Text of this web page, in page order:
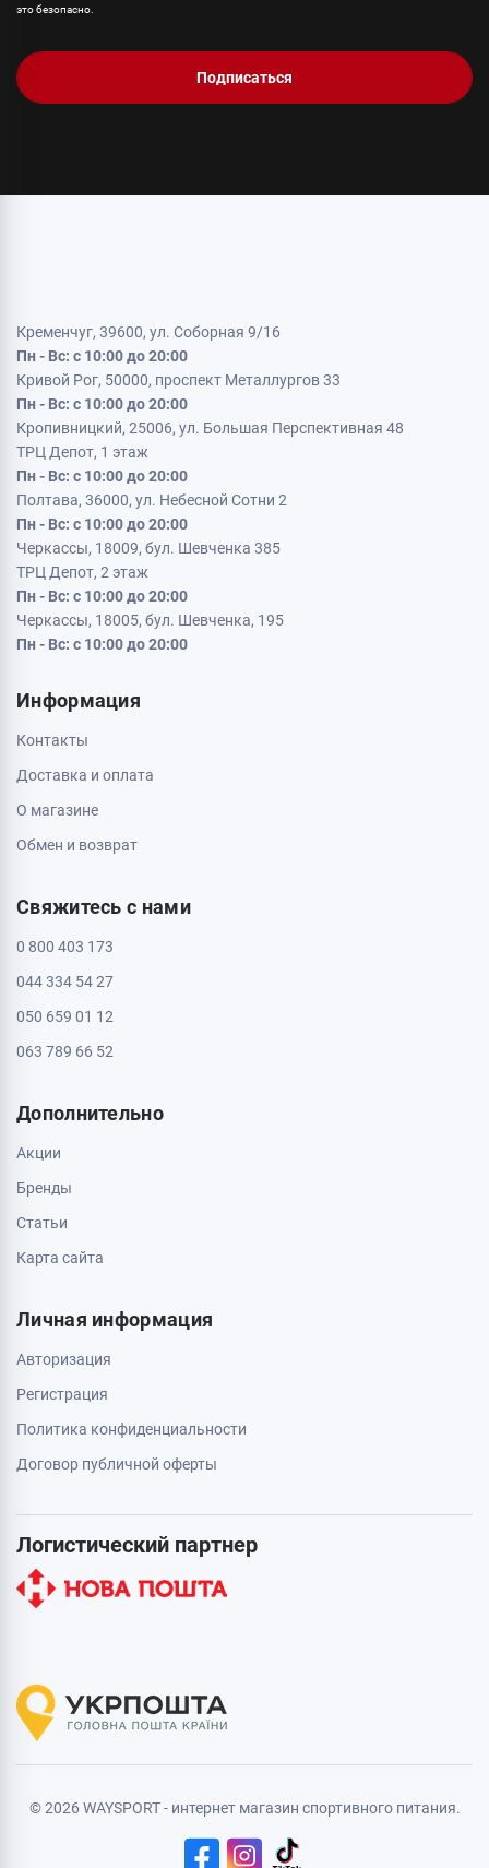
это безопасно.
Подписаться
Кременчуг, 39600, ул. Соборная 9/16
Пн - Вс: с 10:00 до 20:00
Кривой Рог, 50000, проспект Металлургов 33
Пн - Вс: с 10:00 до 20:00
Кропивницкий, 25006, ул. Большая Перспективная 48
ТРЦ Депот, 1 этаж
Пн - Вс: с 10:00 до 20:00
Полтава, 36000, ул. Небесной Сотни 2
Пн - Вс: с 10:00 до 20:00
Черкассы, 18009, бул. Шевченка 385
ТРЦ Депот, 2 этаж
Пн - Вс: с 10:00 до 20:00
Черкассы, 18005, бул. Шевченка, 195
Пн - Вс: с 10:00 до 20:00
Информация
Контакты
Доставка и оплата
О магазине
Обмен и возврат
Свяжитесь с нами
0 800 403 173
044 334 54 27
050 659 01 12
063 789 66 52
Дополнительно
Акции
Бренды
Статьи
Карта сайта
Личная информация
Авторизация
Регистрация
Политика конфиденциальности
Договор публичной оферты
Логистический партнер
© 2026 WAYSPORT - интернет магазин спортивного питания.